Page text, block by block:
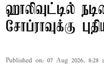
ஹாலிவுட்டில்
சோப்ராவுக்கு
Published on: 07 Aug 2026, 8:28